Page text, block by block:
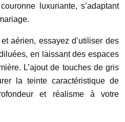
luxuriante, s’adaptant
aérien, essayez d’utiliser des
en laissant des espaces
L’ajout de touches de gris
la teinte caractéristique de
et réalisme à votre